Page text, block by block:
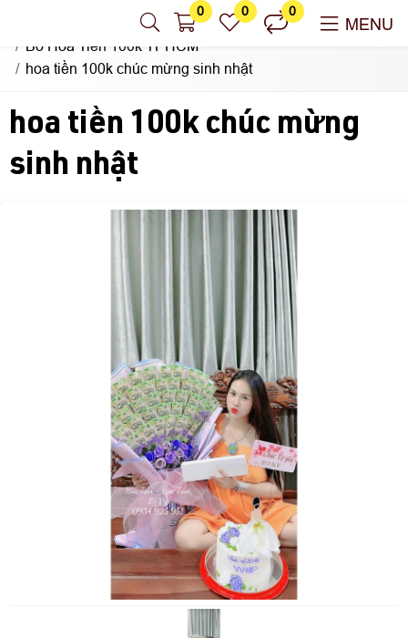
0 0 0
MENU
Nhận Làm Hoa Tiền Sài Gòn
Bó Hoa Tiền 100k TPHCM
hoa tiền 100k chúc mừng sinh nhật
hoa tiền 100k chúc mừng
sinh nhật